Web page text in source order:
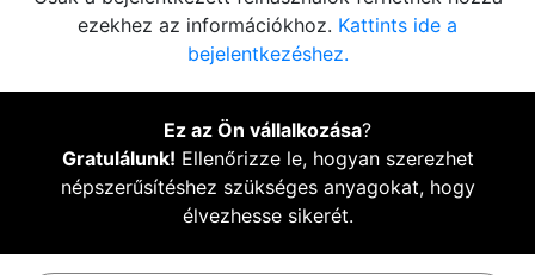
ezekhez az információkhoz. Kattints ide a
bejelentkezéshez.
Ez az Ön vállalkozása?
Gratulálunk! Ellenőrizze le, hogyan szerezhet
népszerűsítéshez szükséges anyagokat, hogy
élvezhesse sikerét.